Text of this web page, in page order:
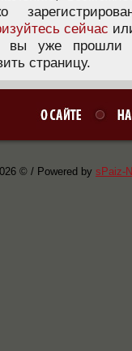
сейчас
вы уже прошли
страницу.
© / Powered by sPaiz-